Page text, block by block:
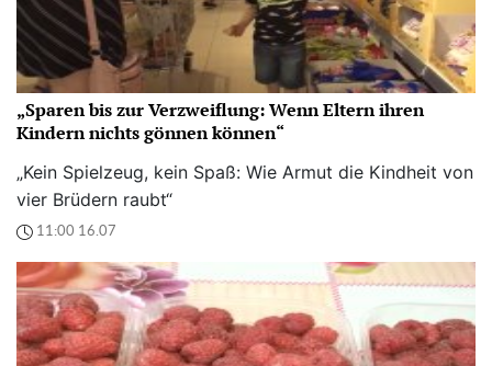
„Sparen bis zur Verzweiflung: Wenn Eltern ihren
Kindern nichts gönnen können“
„Kein Spielzeug, kein Spaß: Wie Armut die Kindheit von
vier Brüdern raubt“
11:00 16.07